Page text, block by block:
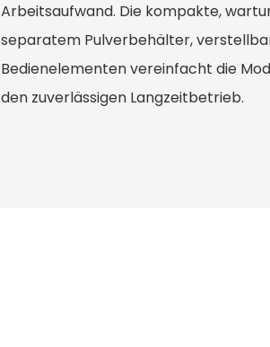
Arbeitsaufwand. Die kompakte,
separatem Pulverbehälter,
Bedienelementen vereinfacht die
den zuverlässigen Langzeitbetrieb.